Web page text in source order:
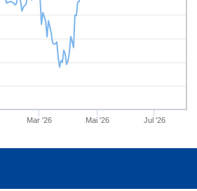
Mar '26 Mai '26 Jul '26